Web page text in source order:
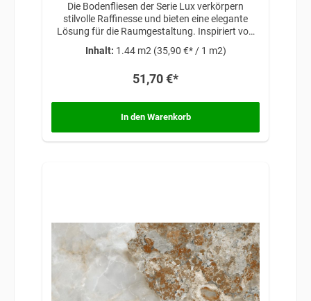
Die Bodenfliesen der Serie Lux verkörpern
stilvolle Raffinesse und bieten eine elegante
Lösung für die Raumgestaltung. Inspiriert von
zeitloser Schönheit und anspruchsvollem
Design, verleihen diese Fliesen jedem Raum eine
miteinander vereint.
Inhalt: 1.44 m2 (35,90 €* / 1 m2)
51,70 €*
In den Warenkorb